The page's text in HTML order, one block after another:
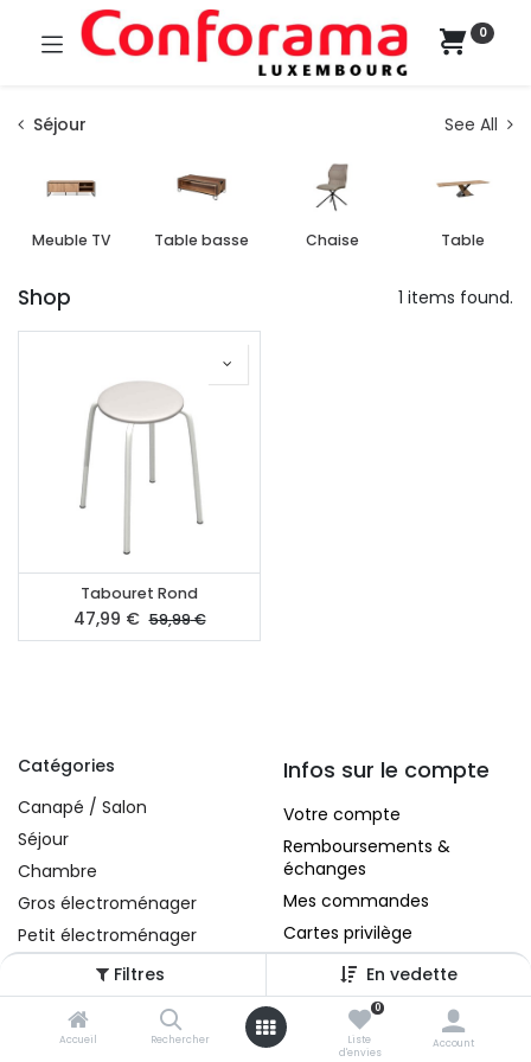
Filtres En vedette
Accueil Rechercher
0
Liste
d'envies
Account
0
Séjour See All
Meuble TV Table basse Chaise Table
Shop 1 items found.
Tabouret Rond
47,99 € 59,99€
Catégories
Canapé / Salon
Séjour
Chambre
Gros électroménager
Petit électroménager
Tv , Son , multimédia
Programme de bureau
Décorations
Infos sur le compte
Votre compte
Remboursements &
échanges
Mes commandes
Cartes privilège
A propos